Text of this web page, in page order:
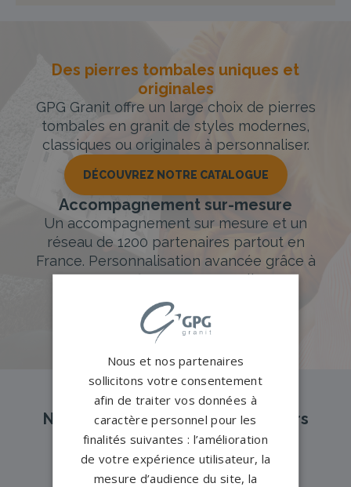
Des pierres tombales uniques et
originales
GPG Granit offre un large choix de pierres
tombales en granit de styles modernes,
classiques ou originales à personnaliser.
DÉCOUVREZ NOTRE CATALOGUE
Accompagnement sur-mesure
Un accompagnement sur mesure et un
réseau de 1200 partenaires partout en
France. Personnalisation avancée grâce à
notre configurateur 3D en ligne.
PERSONNALISEZ VOTRE MONUMENT
Nos pompes funèbres et marbriers
partenaires à proximité
Nous et nos partenaires
sollicitons votre consentement
afin de traiter vos données à
caractère personnel pour les
finalités suivantes : l’amélioration
de votre expérience utilisateur, la
mesure d’audience du site, la